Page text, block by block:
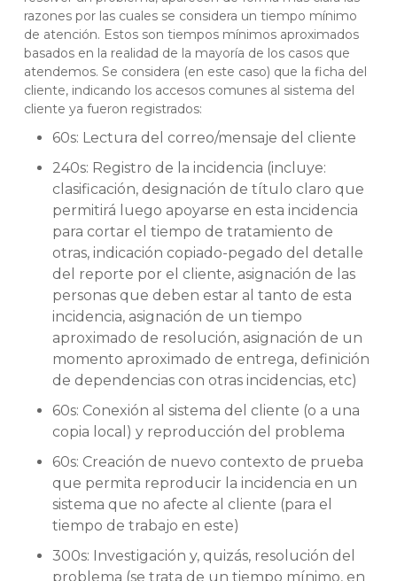
razones por las cuales se considera un tiempo mínimo
de atención. Estos son tiempos mínimos aproximados
basados en la realidad de la mayoría de los casos que
atendemos. Se considera (en este caso) que la ficha del
cliente, indicando los accesos comunes al sistema del
cliente ya fueron registrados:
60s: Lectura del correo/mensaje del cliente
240s: Registro de la incidencia (incluye:
clasificación, designación de título claro que
permitirá luego apoyarse en esta incidencia
para cortar el tiempo de tratamiento de
otras, indicación copiado-pegado del detalle
del reporte por el cliente, asignación de las
personas que deben estar al tanto de esta
incidencia, asignación de un tiempo
aproximado de resolución, asignación de un
momento aproximado de entrega, definición
de dependencias con otras incidencias, etc)
60s: Conexión al sistema del cliente (o a una
copia local) y reproducción del problema
60s: Creación de nuevo contexto de prueba
que permita reproducir la incidencia en un
sistema que no afecte al cliente (para el
tiempo de trabajo en este)
300s: Investigación y, quizás, resolución del
problema (se trata de un tiempo mínimo, en